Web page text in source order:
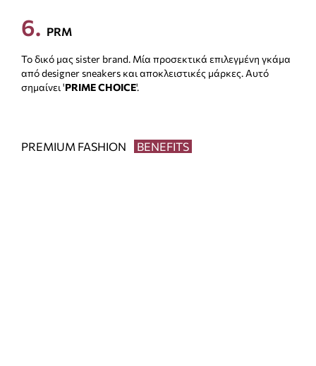
6. PRM
Το δικό μας sister brand. Μία προσεκτικά επιλεγμένη γκάμα
από designer sneakers και αποκλειστικές μάρκες. Αυτό
σημαίνει 'PRIME CHOICE'.
PREMIUM FASHION BENEFITS